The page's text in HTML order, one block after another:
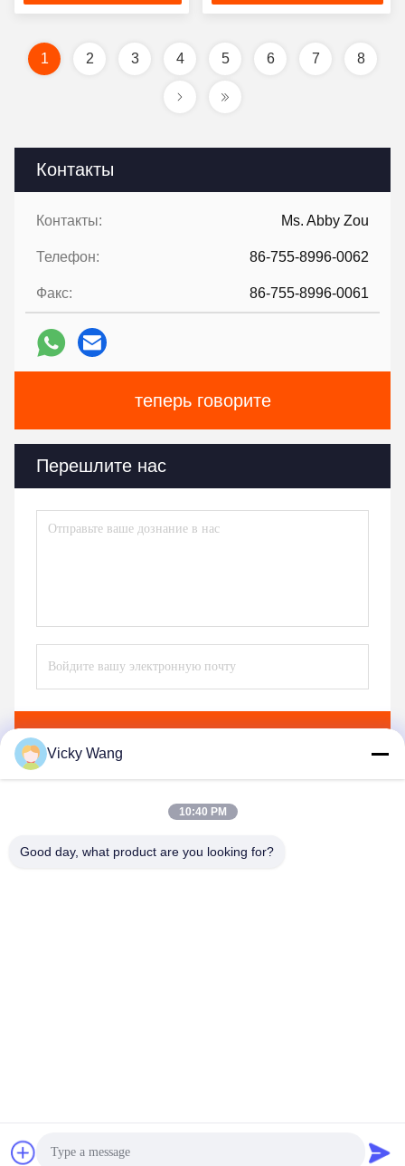
Контакты
Контакты: Ms. Abby Zou
Телефон: 86-755-8996-0062
Факс: 86-755-8996-0061
теперь говорите
Перешлите нас
пилинг для DTF
футболки
1 2 3 4 5 6 7 8
Melt Поставщик. © авторского права 2018-2026 Shenzhen
Tunsing Plastic Products Co., Ltd. . Все права защищены.
Vicky Wang
10:40 PM
Good day, what product are you looking for?